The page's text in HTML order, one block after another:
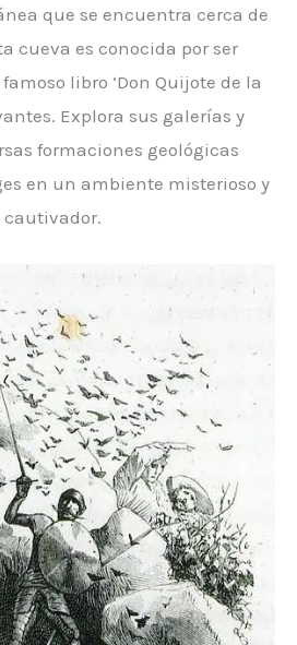
que se encuentra cerca de
cueva es conocida por ser
libro ‘Don Quijote de la
Explora sus galerías y
formaciones geológicas
en un ambiente misterioso y
cautivador.